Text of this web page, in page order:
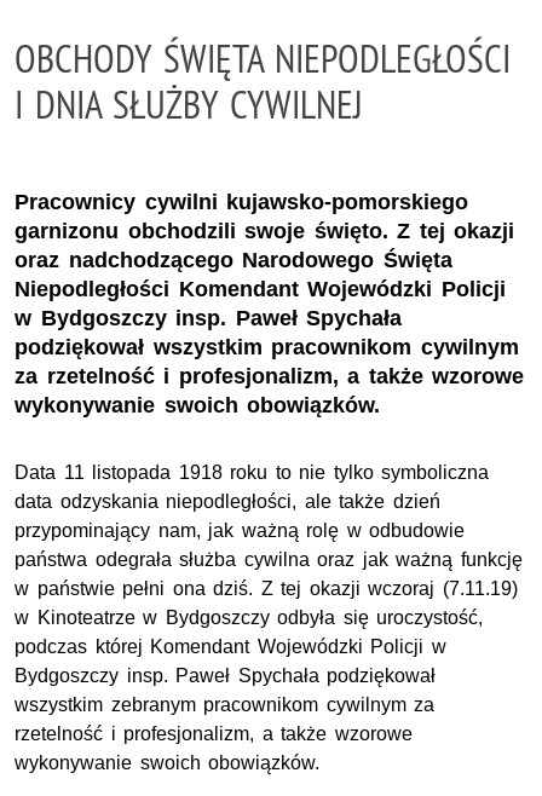
OBCHODY ŚWIĘTA NIEPODLEGŁOŚCI
I DNIA SŁUŻBY CYWILNEJ
Pracownicy cywilni kujawsko-pomorskiego
garnizonu obchodzili swoje święto. Z tej okazji
oraz nadchodzącego Narodowego Święta
Niepodległości Komendant Wojewódzki Policji
w Bydgoszczy insp. Paweł Spychała
podziękował wszystkim pracownikom cywilnym
za rzetelność i profesjonalizm, a także wzorowe
wykonywanie swoich obowiązków.
Data 11 listopada 1918 roku to nie tylko symboliczna
data odzyskania niepodległości, ale także dzień
przypominający nam, jak ważną rolę w odbudowie
państwa odegrała służba cywilna oraz jak ważną funkcję
w państwie pełni ona dziś. Z tej okazjiwczoraj (7.11.19)
w Kinoteatrze w Bydgoszczy odbyła się uroczystość,
podczas której Komendant Wojewódzki Policji w
Bydgoszczy insp. Paweł Spychała podziękował
wszystkim zebranym pracownikom cywilnym za
rzetelność i profesjonalizm, a także wzorowe
wykonywanie swoich obowiązków.